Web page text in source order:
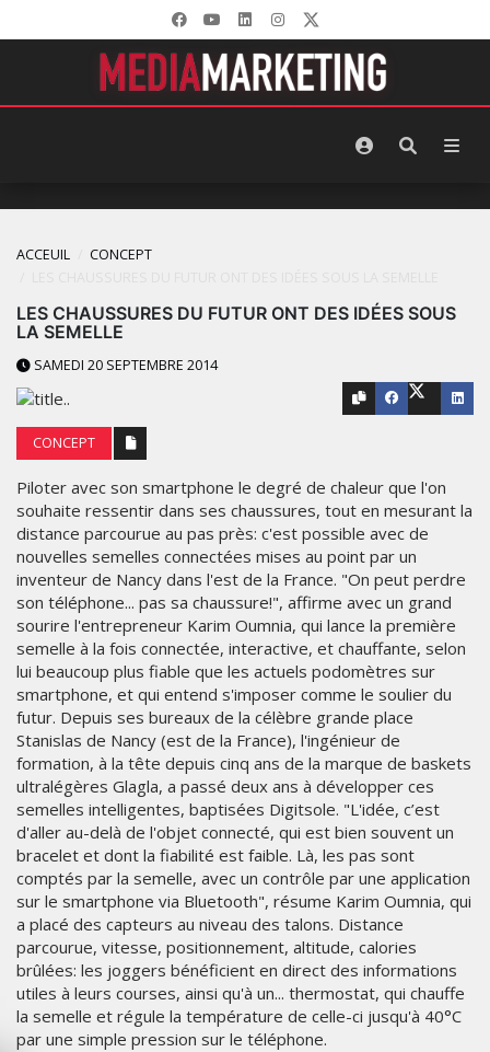
ACCEUIL
CONCEPT
LES CHAUSSURES DU FUTUR ONT DES IDÉES SOUS
LA SEMELLE
SAMEDI 20 SEPTEMBRE 2014
CONCEPT
Piloter avec son smartphone le degré de chaleur que l'on
souhaite ressentir dans ses chaussures, tout en mesurant la
distance parcourue au pas près: c'est possible avec de
nouvelles semelles connectées mises au point par un
inventeur de Nancy dans l'est de la France. "On peut perdre
son téléphone... pas sa chaussure!", affirme avec un grand
sourire l'entrepreneur Karim Oumnia, qui lance la première
semelle à la fois connectée, interactive, et chauffante, selon
lui beaucoup plus fiable que les actuels podomètres sur
smartphone, et qui entend s'imposer comme le soulier du
futur. Depuis ses bureaux de la célèbre grande place
Stanislas de Nancy (est de la France), l'ingénieur de
formation, à la tête depuis cinq ans de la marque de baskets
ultralégères Glagla, a passé deux ans à développer ces
semelles intelligentes, baptisées Digitsole. "L'idée, c’est
d'aller au-delà de l'objet connecté, qui est bien souvent un
bracelet et dont la fiabilité est faible. Là, les pas sont
comptés par la semelle, avec un contrôle par une application
sur le smartphone via Bluetooth", résume Karim Oumnia, qui
a placé des capteurs au niveau des talons. Distance
parcourue, vitesse, positionnement, altitude, calories
brûlées: les joggers bénéficient en direct des informations
utiles à leurs courses, ainsi qu'à un... thermostat, qui chauffe
la semelle et régule la température de celle-ci jusqu'à 40°C
par une simple pression sur le téléphone.